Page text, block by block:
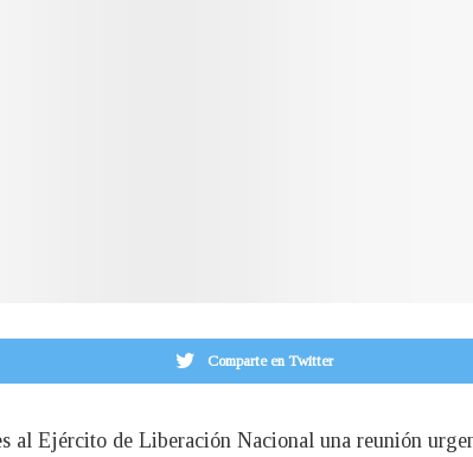
Comparte en Twitter
Ejército de Liberación Nacional una reunión